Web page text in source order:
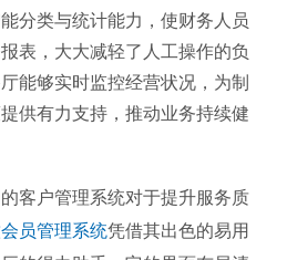
分类与统计能力，使财务人员
表，大大减轻了人工操作的负
能够实时监控经营状况，为制
供有力支持，推动业务持续健
客户管理系统对于提升服务质
员管理系统凭借其出色的易用